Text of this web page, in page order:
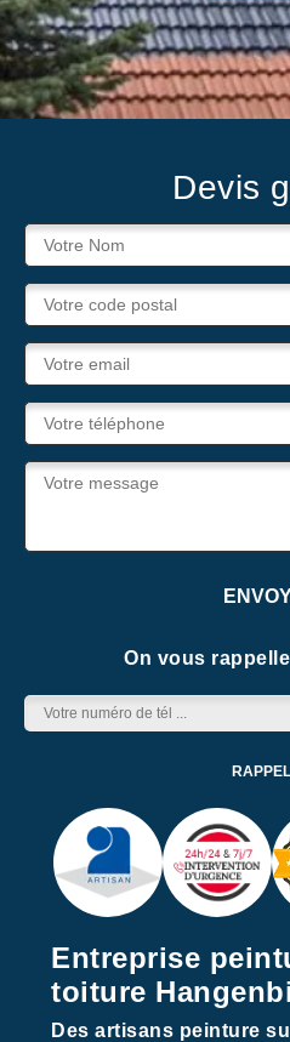
Devis
On vous
Entreprise
toiture
Des artisans peinture